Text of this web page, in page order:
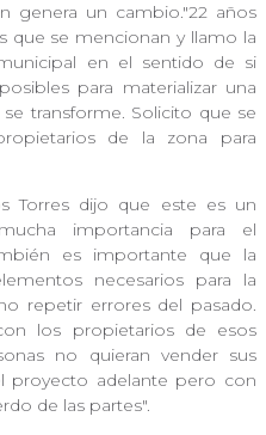
genera un cambio."22 años
que se mencionan y llamo la
en el sentido de si
para materializar una
transforme. Solicito que se
de la zona para
Torres dijo que este es un
importancia para el
es importante que la
necesarios para la
repetir errores del pasado.
los propietarios de esos
no quieran vender sus
proyecto adelante pero con
de las partes".